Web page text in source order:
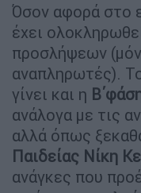
Όσον αφορά στο
έχει
προσλήψεων
αναπληρωτές).
γίνει και η
ανάλογα με τις
αλλά όπως
Παιδείας Νίκη
ανάγκες που